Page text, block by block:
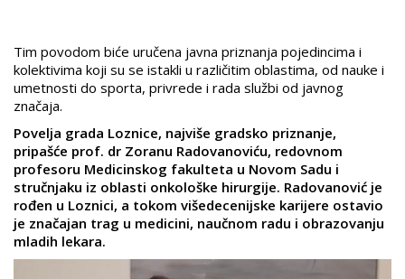
Tim povodom biće uručena javna priznanja pojedincima i
kolektivima koji su se istakli u različitim oblastima, od nauke i
umetnosti do sporta, privrede i rada službi od javnog
značaja.
Povelja grada Loznice, najviše gradsko priznanje,
pripašće prof. dr Zoranu Radovanoviću, redovnom
profesoru Medicinskog fakulteta u Novom Sadu i
stručnjaku iz oblasti onkološke hirurgije. Radovanović je
rođen u Loznici, a tokom višedecenijske karijere ostavio
je značajan trag u medicini, naučnom radu i obrazovanju
mladih lekara.